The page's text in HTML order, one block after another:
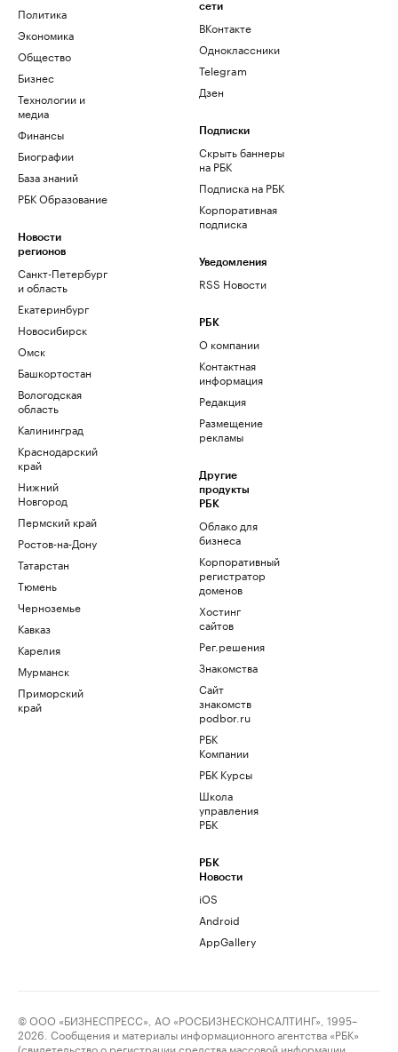
Политика
Экономика
Общество
Бизнес
Технологии и
медиа
Финансы
Биографии
База знаний
РБК Образование
Новости
регионов
Санкт-Петербург
и область
Екатеринбург
Новосибирск
Омск
Башкортостан
Вологодская
область
Калининград
Краснодарский
край
Нижний
Новгород
Пермский край
Ростов-на-Дону
Татарстан
Тюмень
Черноземье
Кавказ
Карелия
Мурманск
Приморский
край
сети
ВКонтакте
Одноклассники
Telegram
Дзен
Подписки
Скрыть баннеры
на РБК
Подписка на РБК
Корпоративная
подписка
Уведомления
RSS Новости
РБК
О компании
Контактная
информация
Редакция
Размещение
рекламы
Другие
продукты
РБК
Облако для
бизнеса
Корпоративный
регистратор
доменов
Хостинг
сайтов
Рег.решения
Знакомства
Сайт
знакомств
podbor.ru
РБК
Компании
РБК Курсы
Школа
управления
РБК
РБК
Новости
iOS
Android
AppGallery
© ООО «БИЗНЕСПРЕСС», АО «РОСБИЗНЕСКОНСАЛТИНГ», 1995–
2026. Сообщения и материалы информационного агентства «РБК»
(свидетельство о регистрации средства массовой информации